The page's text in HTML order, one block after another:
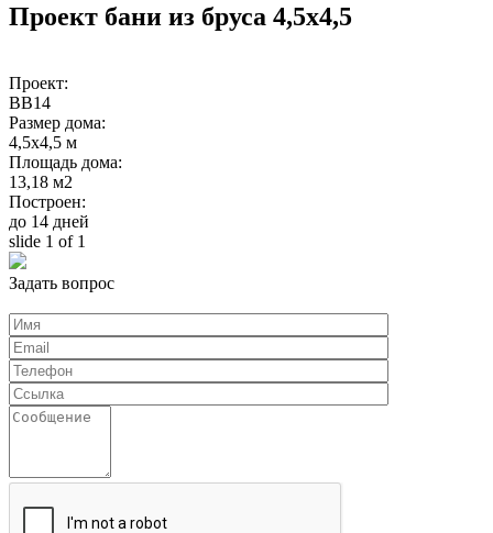
Проект бани из бруса 4,5x4,5
Проект:
BB14
Размер дома:
4,5x4,5 м
Площадь дома:
13,18 м2
Построен:
до 14 дней
slide 1 of 1
Задать вопрос